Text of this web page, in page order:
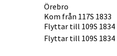
Örebro
Kom från 117S 1833
Flyttar till 109S 1834
Flyttar till 109S 1834